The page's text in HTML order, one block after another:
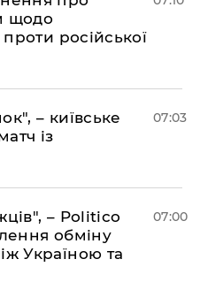
щодо
російської
– київське
із
07:03
– Politico
обміну
Україною та
07:00